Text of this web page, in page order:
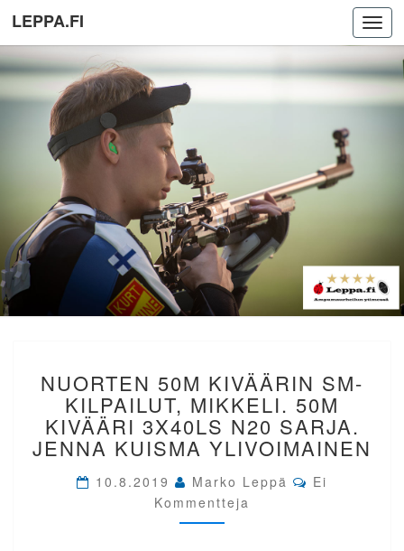
LEPPA.FI
50M
KIVÄÄRIN
SM-
KILPAILUT,
MIKKELI.
KIVÄÄRI
3X40LS
N20
NUORTEN 50M KIVÄÄRIN SM-
KILPAILUT, MIKKELI. 50M
KIVÄÄRI 3X40LS N20 SARJA.
JENNA KUISMA YLIVOIMAINEN
10.8.2019 Marko Leppä Comments
Ei
Kommentteja